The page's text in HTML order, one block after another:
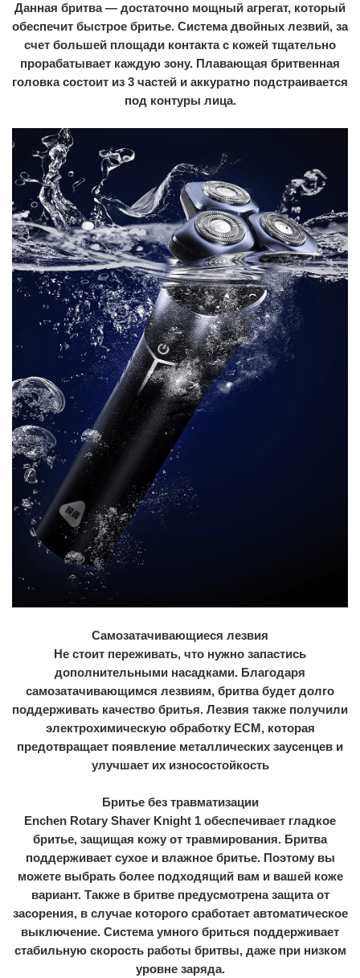
Данная бритва — достаточно мощный агрегат, который
обеспечит быстрое бритье. Система двойных лезвий, за
счет большей площади контакта с кожей тщательно
прорабатывает каждую зону. Плавающая бритвенная
головка состоит из 3 частей и аккуратно подстраивается
под контуры лица.
Самозатачивающиеся лезвия
Не стоит переживать, что нужно запастись
дополнительными насадками. Благодаря
самозатачивающимся лезвиям, бритва будет долго
поддерживать качество бритья. Лезвия также получили
электрохимическую обработку ECM, которая
предотвращает появление металлических заусенцев и
улучшает их износостойкость
Бритье без травматизации
Enchen Rotary Shaver Knight 1 обеспечивает гладкое
бритье, защищая кожу от травмирования. Бритва
поддерживает сухое и влажное бритье. Поэтому вы
можете выбрать более подходящий вам и вашей коже
вариант. Также в бритве предусмотрена защита от
засорения, в случае которого сработает автоматическое
выключение. Система умного бриться поддерживает
стабильную скорость работы бритвы, даже при низком
уровне заряда.